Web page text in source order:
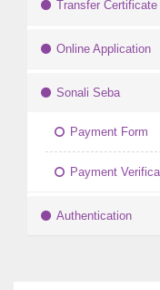
Transfer Certificate
Online Application
Sonali Seba
Payment Form
Payment
Authentication